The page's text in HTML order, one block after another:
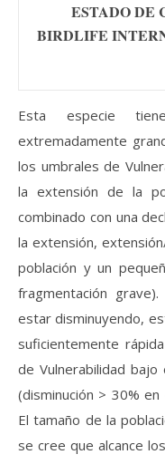
ESTADO DE
BIRDLIFE
Esta especie
extremadamente
los umbrales de
la extensión de la
combinado con una
la extensión,
población y un
fragmentación
estar disminuyendo,
suficientemente
de Vulnerabilidad
(disminución > 30%
El tamaño de la
se cree que alcance